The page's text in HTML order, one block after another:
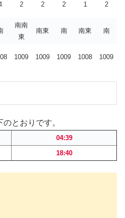
2 2 2 1 2
南南
東
南東 南 南東 南
1009 1009 1009 1008 1009
とおりです。
04:39
18:40